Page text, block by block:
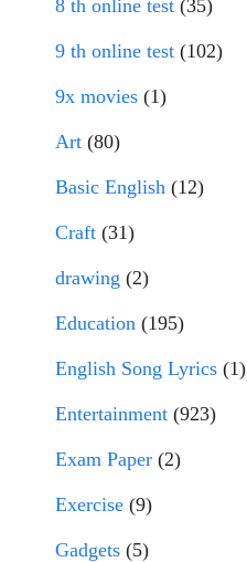
8 th online test (35)
9 th online test (102)
9x movies (1)
Art (80)
Basic English (12)
Craft (31)
drawing (2)
Education (195)
English Song Lyrics (1)
Entertainment (923)
Exam Paper (2)
Exercise (9)
Gadgets (5)